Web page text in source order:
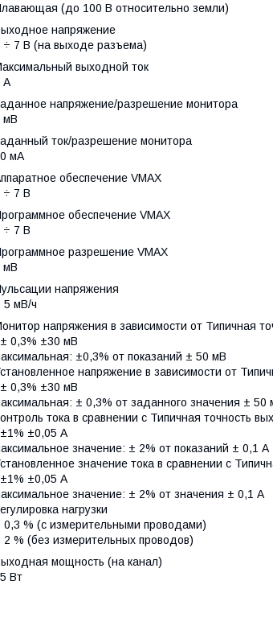
(до 100 В относительно земли)
напряжение
÷ 7 В (на выходе разъема)
выходной ток
А
напряжение/разрешение монитора
мВ
ток/разрешение монитора
мА
обеспечение VMAX
÷ 7 В
обеспечение VMAX
÷ 7 В
разрешение VMAX
мВ
напряжения
5 мВ/ч
напряжения в зависимости от Типичная
0,3% ±30 мВ
±0,3% от показаний ± 50 мВ
напряжение в зависимости от
0,3% ±30 мВ
± 0,3% от заданного значения ± 50
тока в сравнении с Типичная точность
±0,05 А
значение: ± 2% от показаний ± 0,1 А
значение тока в сравнении с
±0,05 А
значение: ± 2% от значения ± 0,1 А
нагрузки
0,3 % (с измерительными проводами)
2 % (без измерительных проводов)
мощность (на канал)
Вт